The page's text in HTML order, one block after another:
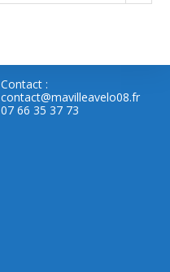
Contact :
contact@mavilleavelo08.fr
07 66 35 37 73